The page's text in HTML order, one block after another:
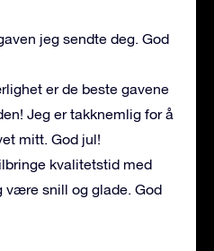
jeg sendte deg. God
er de beste gavene
Jeg er takknemlig for å
mitt. God jul!
kvalitetstid med
være snill og glade. God